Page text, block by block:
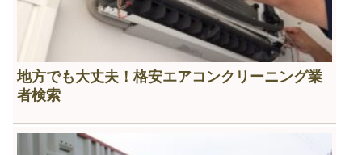
地方でも大丈夫！格安エアコンクリーニング業
者検索